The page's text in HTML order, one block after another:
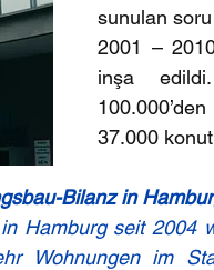
sunulan
2001 –
inşa
37.000
Bilanz in
Hamburg seit 2004
Wohnungen im